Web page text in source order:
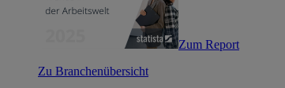
Zum Report
Zu Branchenübersicht